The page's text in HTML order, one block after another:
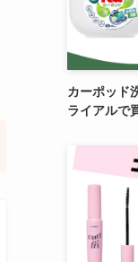
カーポッド
ライアルで